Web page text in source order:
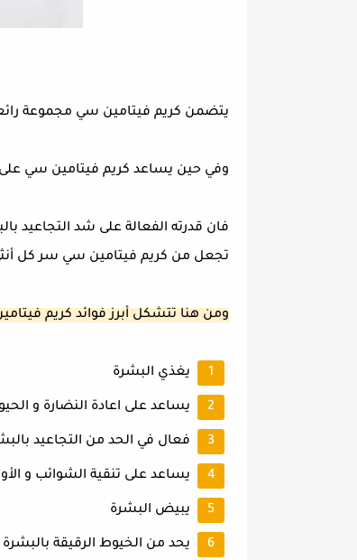
يتضمن كريم فيتامين سي مجموعة
وفي حين يساعد كريم فيتامين سي على
فان قدرته الفعالة على شد التجاعيد
تجعل من كريم فيتامين سي سر كل
ومن هنا تتشكل أبرز فوائد كريم
يغذي البشرة
يساعد على اعادة النضارة و
فعال في الحد من التجاعيد
يساعد على تنقية الشوائب و
يبيض البشرة
يحد من الخيوط الرقيقة بالبشرة